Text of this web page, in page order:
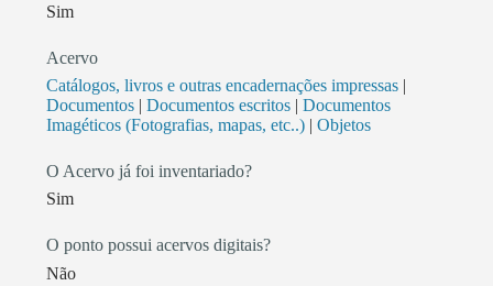
Sim
Acervo
Catálogos, livros e outras encadernações impressas |
Documentos | Documentos escritos | Documentos
Imagéticos (Fotografias, mapas, etc..) | Objetos
O Acervo já foi inventariado?
Sim
O ponto possui acervos digitais?
Não